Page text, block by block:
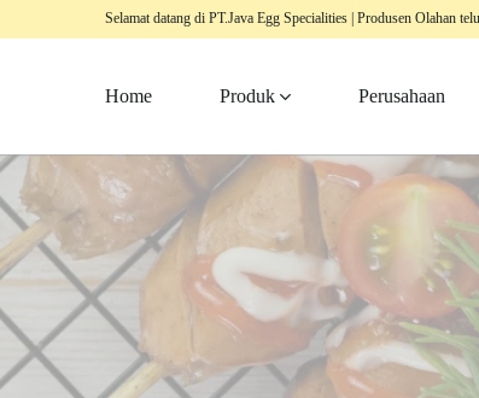
Selamat datang di PT.Java Egg Specialities | Produsen Olahan
Home Produk Perusahaan